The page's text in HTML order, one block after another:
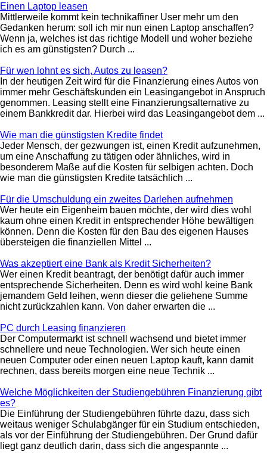
Einen Laptop leasen
Mittlerweile kommt kein technikaffiner User mehr um den
Gedanken herum: soll ich mir nun einen Laptop anschaffen?
Wenn ja, welches ist das richtige Modell und woher beziehe
ich es am günstigsten? Durch ...
Für wen lohnt es sich, Autos zu leasen?
In der heutigen Zeit wird für die Finanzierung eines Autos von
immer mehr Geschäftskunden ein Leasingangebot in Anspruch
genommen. Leasing stellt eine Finanzierungsalternative zu
einem Bankkredit dar. Hierbei wird das Leasingangebot dem ...
Wie man die günstigsten Kredite findet
Jeder Mensch, der gezwungen ist, einen Kredit aufzunehmen,
um eine Anschaffung zu tätigen oder ähnliches, wird in
besonderem Maße auf die Kosten für selbigen achten. Doch
wie man die günstigsten Kredite tatsächlich ...
Für die Umschuldung ein zweites Darlehen aufnehmen
Wer heute ein Eigenheim bauen möchte, der wird dies wohl
kaum ohne einen Kredit in entsprechender Höhe bewältigen
können. Denn die Kosten für den Bau des eigenen Hauses
übersteigen die finanziellen Mittel ...
Was akzeptiert eine Bank als Kredit Sicherheiten?
Wer einen Kredit beantragt, der benötigt dafür auch immer
entsprechende Sicherheiten. Denn es wird wohl keine Bank
jemandem Geld leihen, wenn dieser die geliehene Summe
nicht zurückzahlen kann. Von daher erwarten die ...
PC durch Leasing finanzieren
Der Computermarkt ist schnell wachsend und bietet immer
schnellere und neue Technologien. Wer sich heute einen
neuen Computer oder einen neuen Laptop kauft, kann damit
rechnen, dass bereits morgen eine neue Technik ...
Welche Möglichkeiten der Studiengebühren Finanzierung gibt
es?
Die Einführung der Studiengebühren führte dazu, dass sich
weitaus weniger Schulabgänger für ein Studium entschieden,
als vor der Einführung der Studiengebühren. Der Grund dafür
liegt ganz deutlich darin, dass sich die angespannte ...